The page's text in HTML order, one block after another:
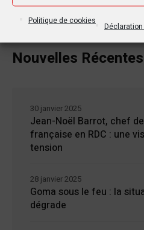
Politique de cookies
Nouvelles Récentes
Jean-Noël Barrot, chef
française en RDC : une
tension
30 janvier 2025
Goma sous le feu : la
dégrade
28 janvier 2025